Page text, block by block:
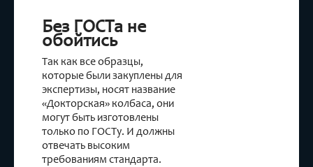
Без ГОСТа не
обойтись
Так как все образцы,
которые были закуплены для
экспертизы, носят название
«Докторская» колбаса, они
могут быть изготовлены
только по ГОСТу. И должны
отвечать высоким
требованиям стандарта.